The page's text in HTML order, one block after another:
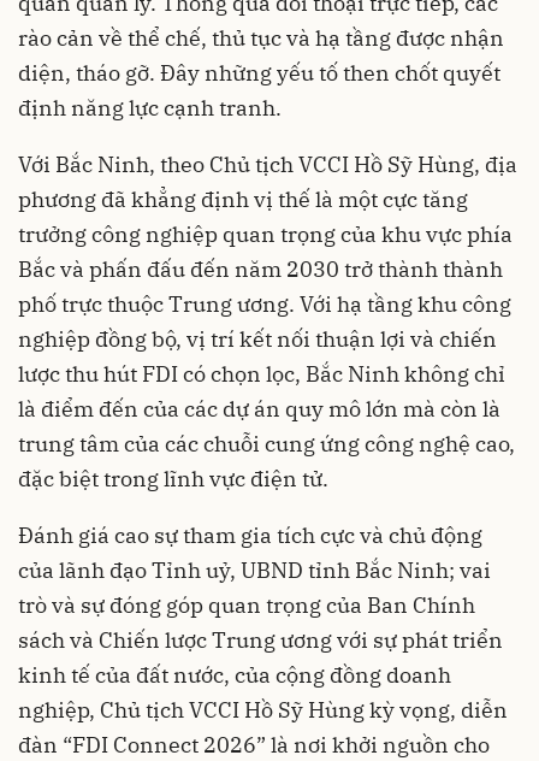
rào cản về thể chế, thủ tục và hạ tầng được nhận
diện, tháo gỡ. Đây những yếu tố then chốt quyết
định năng lực cạnh tranh.
Với Bắc Ninh, theo Chủ tịch VCCI Hồ Sỹ Hùng, địa
phương đã khẳng định vị thế là một cực tăng
trưởng công nghiệp quan trọng của khu vực phía
Bắc và phấn đấu đến năm 2030 trở thành thành
phố trực thuộc Trung ương. Với hạ tầng khu công
nghiệp đồng bộ, vị trí kết nối thuận lợi và chiến
lược thu hút FDI có chọn lọc, Bắc Ninh không chỉ
là điểm đến của các dự án quy mô lớn mà còn là
trung tâm của các chuỗi cung ứng công nghệ cao,
đặc biệt trong lĩnh vực điện tử.
Đánh giá cao sự tham gia tích cực và chủ động
của lãnh đạo Tỉnh uỷ, UBND tỉnh Bắc Ninh; vai
trò và sự đóng góp quan trọng của Ban Chính
sách và Chiến lược Trung ương với sự phát triển
kinh tế của đất nước, của cộng đồng doanh
nghiệp, Chủ tịch VCCI Hồ Sỹ Hùng kỳ vọng, diễn
đàn “FDI Connect 2026” là nơi khởi nguồn cho